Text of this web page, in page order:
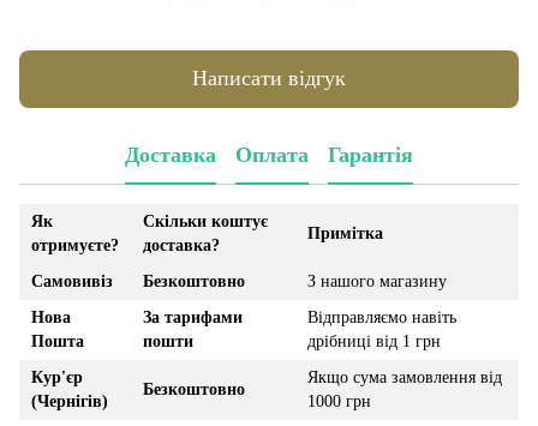
Написати відгук
Доставка Оплата Гарантія
Як
отримуєте?
Скільки коштує
доставка?
Примітка
Самовивіз Безкоштовно
З нашого магазину
Нова
Пошта
За тарифами
пошти
Відправляємо навіть
дрібниці від 1 грн
Кур'єр
(Чернігів)
Безкоштовно
Якщо сума замовлення від
1000 грн